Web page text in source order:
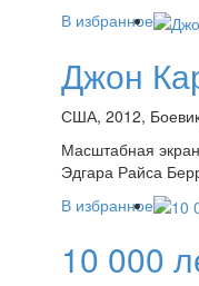
В избранное
Джон
США, 2012,
Масштабная
Эдгара Райса
В избранное
10 000